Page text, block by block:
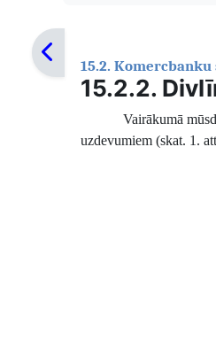
15.2.
15.2.2.
Vairākumā
uzdevumiem (skat. 1.